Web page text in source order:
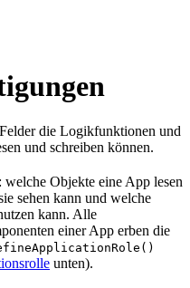
die Logikfunktionen und
und schreiben können.
welche Objekte eine App lesen
sehen kann und welche
kann. Alle
einer App erben die
unten).